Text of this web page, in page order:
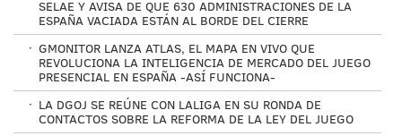
SELAE Y AVISA DE QUE 630 ADMINISTRACIONES DE LA
ESPAÑA VACIADA ESTÁN AL BORDE DEL CIERRE
· GMONITOR LANZA ATLAS, EL MAPA EN VIVO QUE
REVOLUCIONA LA INTELIGENCIA DE MERCADO DEL JUEGO
PRESENCIAL EN ESPAÑA -ASÍ FUNCIONA-
· LA DGOJ SE REÚNE CON LALIGA EN SU RONDA DE
CONTACTOS SOBRE LA REFORMA DE LA LEY DEL JUEGO